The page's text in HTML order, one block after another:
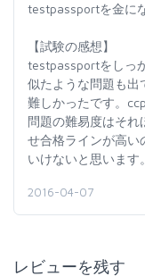
testpassportを金に
【試験の感想】
testpassportをしっ
似たような問題も出
難しかったです。
問題の難易度はそれ
せ合格ラインが高い
いけないと思います
2016-04-07
レビューを残す